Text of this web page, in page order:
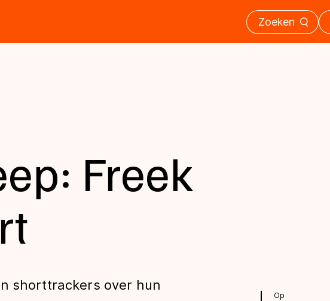
Zoeken
Op
Freek
shorttrackers over hun